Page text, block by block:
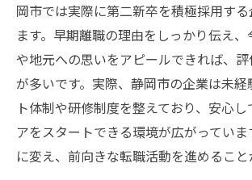
第二新卒が静岡市で知るべき
向
静岡 第二新卒の求人傾向と最
第二新卒とは異なる静岡市の
徴
静岡市の人気企業が求める第
像
岡市では実際に第二新卒を積極採用す
ます。早期離職の理由をしっかり伝え
や地元への思いをアピールできれば、
が多いです。実際、静岡市の企業は未経
ト体制や研修制度を整えており、安心
アをスタートできる環境が広がっていま
に変え、前向きな転職活動を進めること